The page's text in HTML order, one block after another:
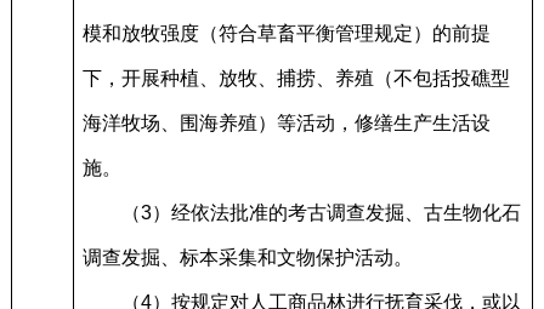
模和放牧强度（符合草畜平衡管理规定）的前提
下，开展种植、放牧、捕捞、养殖（不包括投礁型
海洋牧场、围海养殖）等活动，修缮生产生活设
施。
（3）经依法批准的考古调查发掘、古生物化石
调查发掘、标本采集和文物保护活动。
（4）按规定对人工商品林进行抚育采伐，或以